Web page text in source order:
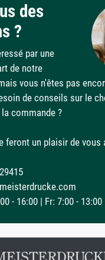
des
?
par une
de notre
vous n'êtes pas
de conseils sur le
commande ?
feront un plaisir de vous
- 16:00 | Fr: 7:00 - 13:00